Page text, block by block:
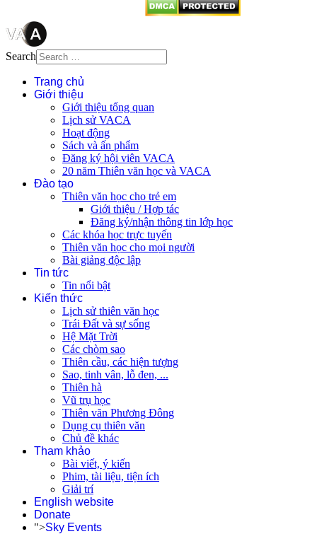
Search
Trang chủ
Giới thiệu
Giới thiệu tổng quan
Lịch sử VACA
Hoạt động
Sách và ấn phẩm
Đăng ký hội viên VACA
20 năm Thiên văn học và VACA
Đào tạo
Thiên văn học cho trẻ em
Giới thiệu / Hợp tác
Đăng ký/nhận thông tin lớp học
Các khóa học trực tuyến
Thiên văn học cho mọi người
Bài giảng độc lập
Tin tức
Tin nổi bật
Kiến thức
Lịch sử thiên văn học
Trái Đất và sự sống
Hệ Mặt Trời
Các chòm sao
Thiên cầu, các hiện tượng
Sao, tinh vân, lỗ đen, ...
Thiên hà
Vũ trụ học
Thiên văn Phương Đông
Dụng cụ thiên văn
Chủ đề khác
Tham khảo
Bài viết, ý kiến
Phim, tài liệu, tiện ích
Giải trí
English website
Donate
">Sky Events